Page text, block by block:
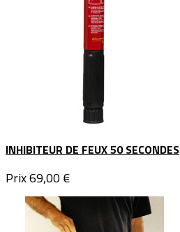
INHIBITEUR DE FEUX 50 SECONDES
Prix69,00 €